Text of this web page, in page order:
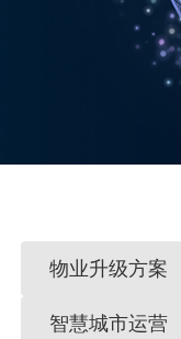
物业升级方案
智慧城市运营